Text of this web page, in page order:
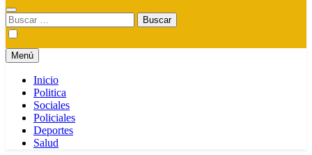
Buscar:
Menú
Inicio
Politica
Sociales
Policiales
Deportes
Salud